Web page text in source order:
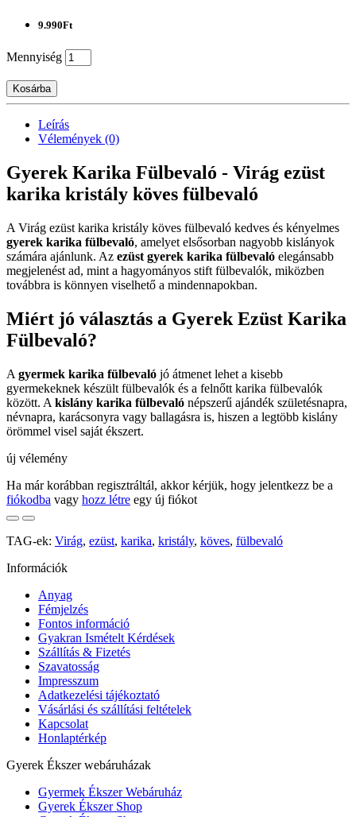
9.990Ft
Mennyiség
Kosárba
Leírás
Vélemények (0)
Gyerek Karika Fülbevaló - Virág ezüst
karika kristály köves fülbevaló
A Virág ezüst karika kristály köves fülbevaló kedves és kényelmes
gyerek karika fülbevaló, amelyet elsősorban nagyobb kislányok
számára ajánlunk. Az ezüst gyerek karika fülbevaló elegánsabb
megjelenést ad, mint a hagyományos stift fülbevalók, miközben
továbbra is könnyen viselhető a mindennapokban.
Miért jó választás a Gyerek Ezüst Karika
Fülbevaló?
A gyermek karika fülbevaló jó átmenet lehet a kisebb
gyermekeknek készült fülbevalók és a felnőtt karika fülbevalók
között. A kislány karika fülbevaló népszerű ajándék születésnapra,
névnapra, karácsonyra vagy ballagásra is, hiszen a legtöbb kislány
örömmel visel saját ékszert.
új vélemény
Ha már korábban regisztráltál, akkor kérjük, hogy jelentkezz be a
fiókodba vagy hozz létre egy új fiókot
TAG-ek: Virág, ezüst, karika, kristály, köves, fülbevaló
Információk
Anyag
Fémjelzés
Fontos információ
Gyakran Ismételt Kérdések
Szállítás & Fizetés
Szavatosság
Impresszum
Adatkezelési tájékoztató
Vásárlási és szállítási feltételek
Kapcsolat
Honlaptérkép
Gyerek Ékszer webáruházak
Gyermek Ékszer Webáruház
Gyerek Ékszer Shop